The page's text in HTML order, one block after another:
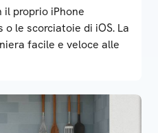
il proprio iPhone
le scorciatoie di iOS. La
facile e veloce alle